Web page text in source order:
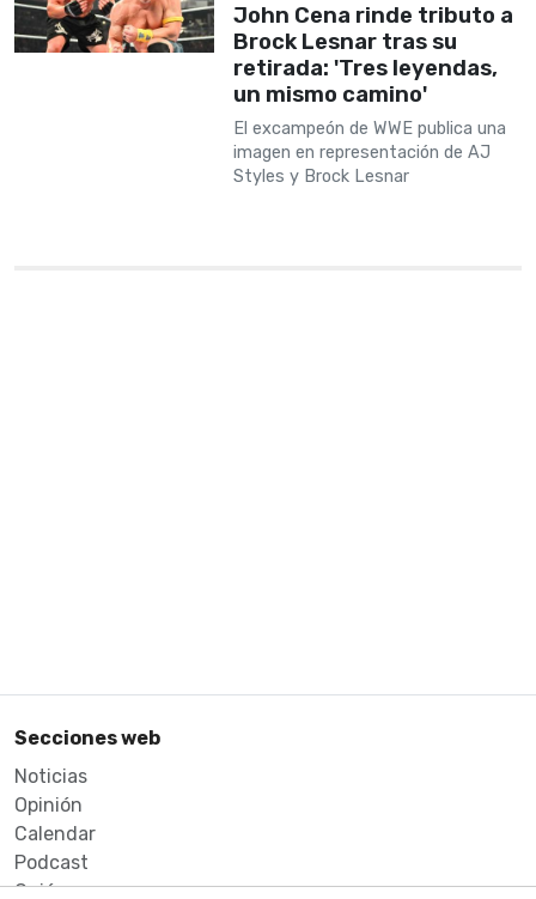
John Cena rinde tributo a
Brock Lesnar tras su
retirada: 'Tres leyendas,
un mismo camino'
El excampeón de WWE publica una
imagen en representación de AJ
Styles y Brock Lesnar
Secciones web
Noticias
Opinión
Calendar
Podcast
Quiénes somos